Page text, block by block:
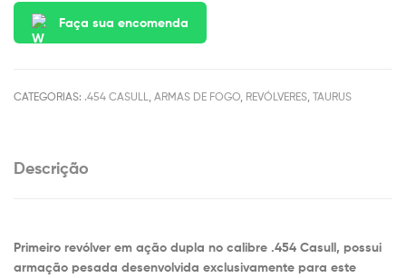
Faça sua encomenda
CATEGORIAS: .454 CASULL ARMAS DE FOGO REVÓLVERES TAURUS
Descrição
Primeiro revólver em ação dupla no calibre .454 Casull, possui
armação pesada desenvolvida exclusivamente para este